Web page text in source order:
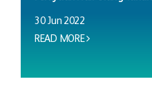
30 Jun 2022
READ MORE